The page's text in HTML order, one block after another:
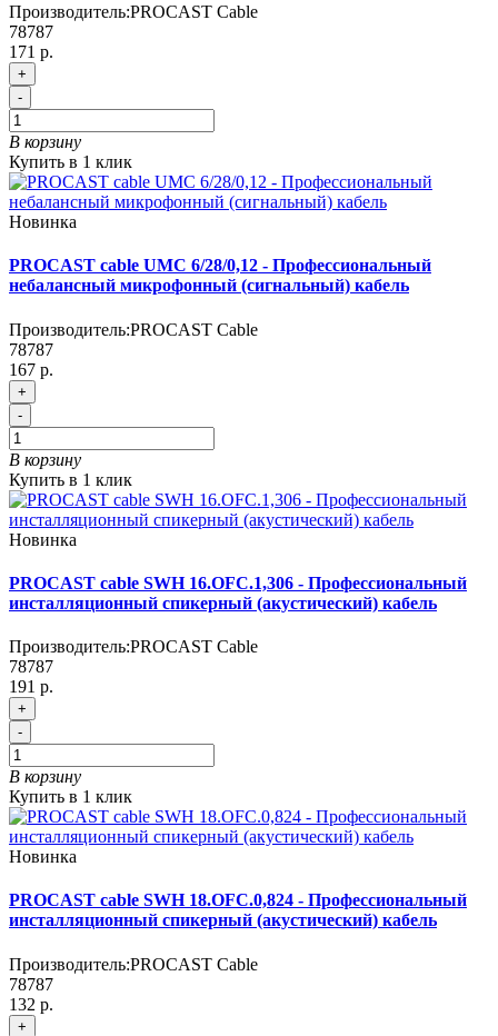
Производитель:PROCAST Cable
78787
171 р.
+
-
В корзину
Купить в 1 клик
Новинка
PROCAST cable UMC 6/28/0,12 - Профессиональный
небалансный микрофонный (сигнальный) кабель
Производитель:PROCAST Cable
78787
167 р.
+
-
В корзину
Купить в 1 клик
Новинка
PROCAST cable SWH 16.OFC.1,306 - Профессиональный
инсталляционный спикерный (акустический) кабель
Производитель:PROCAST Cable
78787
191 р.
+
-
В корзину
Купить в 1 клик
Новинка
PROCAST cable SWH 18.OFC.0,824 - Профессиональный
инсталляционный спикерный (акустический) кабель
Производитель:PROCAST Cable
78787
132 р.
+